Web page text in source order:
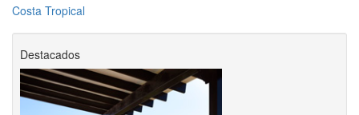
Costa Tropical
Destacados